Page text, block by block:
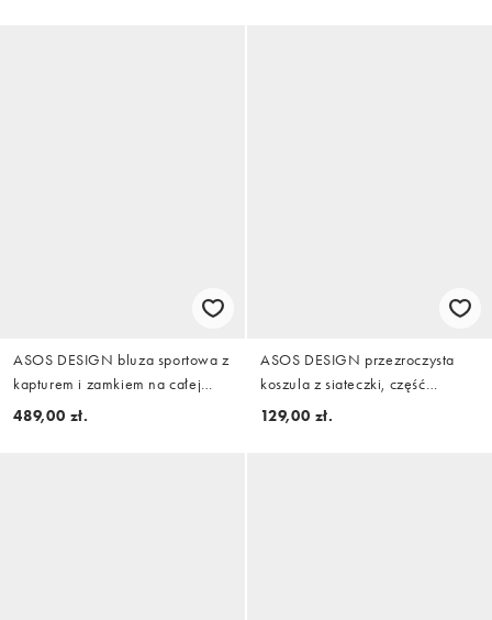
ASOS DESIGN bluza sportowa z
kapturem i zamkiem na całej
długości w kolorze tobacco
489,00 zł.
ASOS DESIGN przezroczysta
koszula z siateczki, część
zestawu, z marszczeniem,
129,00 zł.